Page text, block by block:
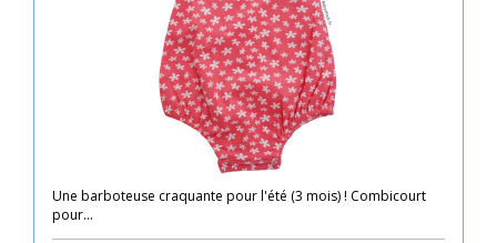
Une barboteuse craquante pour l'été (3 mois) ! Combicourt
pour...